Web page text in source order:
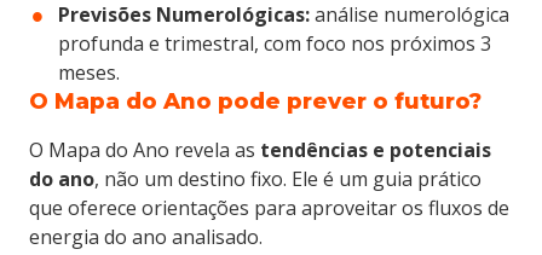
Previsões Numerológicas:análise numerológica
profunda e trimestral, com foco nos próximos 3
meses.
O Mapa do Ano pode prever o futuro?
O Mapa do Ano revela as tendências e potenciais
do ano, não um destino fixo. Ele é um guia prático
que oferece orientações para aproveitar os fluxos de
energia do ano analisado.